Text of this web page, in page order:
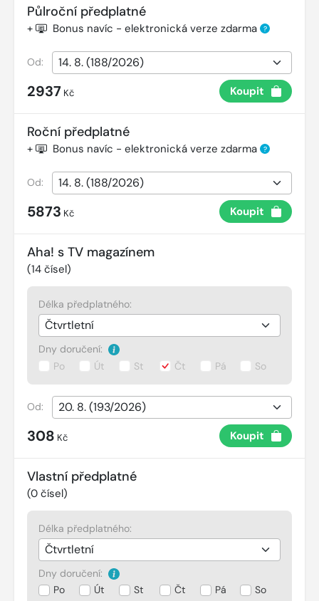
Půlroční předplatné
+ Bonus navíc - elektronická verze zdarma ?
Od:
2937 Kč Koupit
Roční předplatné
+ Bonus navíc - elektronická verze zdarma ?
Od:
5873 Kč Koupit
Aha! s TV magazínem
(14 čísel)
Délka předplatného:
Dny doručení:
Po
Út St Čt Pá So
Od:
308 Kč Koupit
Vlastní předplatné
(0 čísel)
Délka předplatného:
Dny doručení:
Po
Út St Čt Pá So